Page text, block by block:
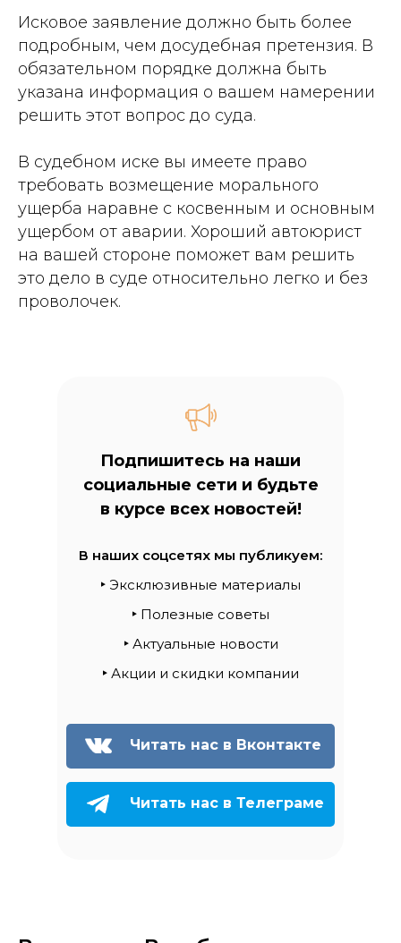
Исковое заявление должно быть более
подробным, чем досудебная претензия. В
обязательном порядке должна быть
указана информация о вашем намерении
решить этот вопрос до суда.
В судебном иске вы имеете право
требовать возмещение морального
ущерба наравне с косвенным и основным
ущербом от аварии. Хороший автоюрист
на вашей стороне поможет вам решить
это дело в суде относительно легко и без
проволочек.
Подпишитесь на наши
социальные сети и будьте
в курсе всех новостей!
‣ Акции и скидки компании
‣ Актуальные новости
‣ Полезные советы
‣ Эксклюзивные материалы
В наших соцсетях мы публикуем:
Читать нас в Вконтакте
Читать нас в Телеграме